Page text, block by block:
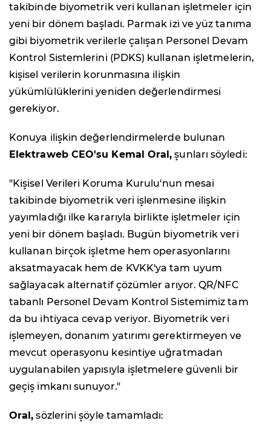
takibinde biyometrik veri kullanan işletmeler için
yeni bir dönem başladı. Parmak izi ve yüz tanıma
gibi biyometrik verilerle çalışan Personel Devam
Kontrol Sistemlerini (PDKS) kullanan işletmelerin,
kişisel verilerin korunmasına ilişkin
yükümlülüklerini yeniden değerlendirmesi
gerekiyor.
Konuya ilişkin değerlendirmelerde bulunan
Elektraweb CEO'su Kemal Oral, şunları söyledi:
"Kişisel Verileri Koruma Kurulu'nun mesai
takibinde biyometrik veri işlenmesine ilişkin
yayımladığı ilke kararıyla birlikte işletmeler için
yeni bir dönem başladı. Bugün biyometrik veri
kullanan birçok işletme hem operasyonlarını
aksatmayacak hem de KVKK'ya tam uyum
sağlayacak alternatif çözümler arıyor. QR/NFC
tabanlı Personel Devam Kontrol Sistemimiz tam
da bu ihtiyaca cevap veriyor. Biyometrik veri
işlemeyen, donanım yatırımı gerektirmeyen ve
mevcut operasyonu kesintiye uğratmadan
uygulanabilen yapısıyla işletmelere güvenli bir
geçiş imkanı sunuyor."
Oral, sözlerini şöyle tamamladı: